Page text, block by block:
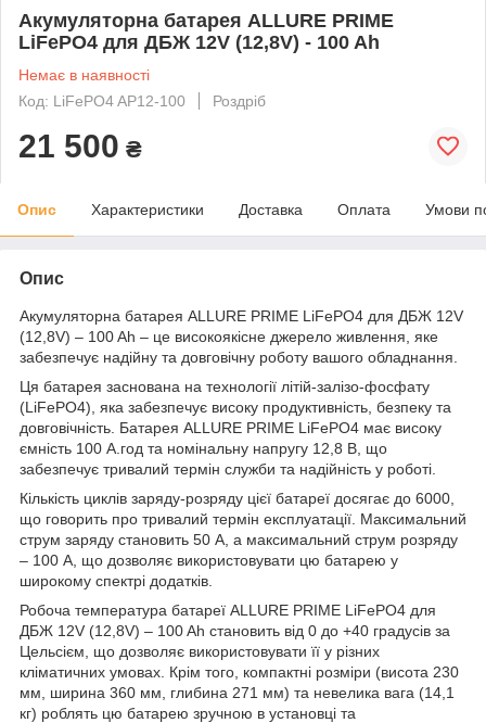
Акумуляторна батарея ALLURE PRIME
LiFePO4 для ДБЖ 12V (12,8V) - 100 Ah
Немає в наявності
Код: LiFePO4 AP12-100
Роздріб
21 500 ₴
Опис Характеристики Доставка Оплата Умови
Опис
Акумуляторна батарея ALLURE PRIME LiFePO4 для ДБЖ 12V
(12,8V) – 100 Ah – це високоякісне джерело живлення, яке
забезпечує надійну та довговічну роботу вашого обладнання.
Ця батарея заснована на технології літій-залізо-фосфату
(LiFePO4), яка забезпечує високу продуктивність, безпеку та
довговічність. Батарея ALLURE PRIME LiFePO4 має високу
ємність 100 А.год та номінальну напругу 12,8 В, що
забезпечує тривалий термін служби та надійність у роботі.
Кількість циклів заряду-розряду цієї батареї досягає до 6000,
що говорить про тривалий термін експлуатації. Максимальний
струм заряду становить 50 А, а максимальний струм розряду
– 100 А, що дозволяє використовувати цю батарею у
широкому спектрі додатків.
Робоча температура батареї ALLURE PRIME LiFePO4 для
ДБЖ 12V (12,8V) – 100 Ah становить від 0 до +40 градусів за
Цельсієм, що дозволяє використовувати її у різних
кліматичних умовах. Крім того, компактні розміри (висота 230
мм, ширина 360 мм, глибина 271 мм) та невелика вага (14,1
кг) роблять цю батарею зручною в установці та